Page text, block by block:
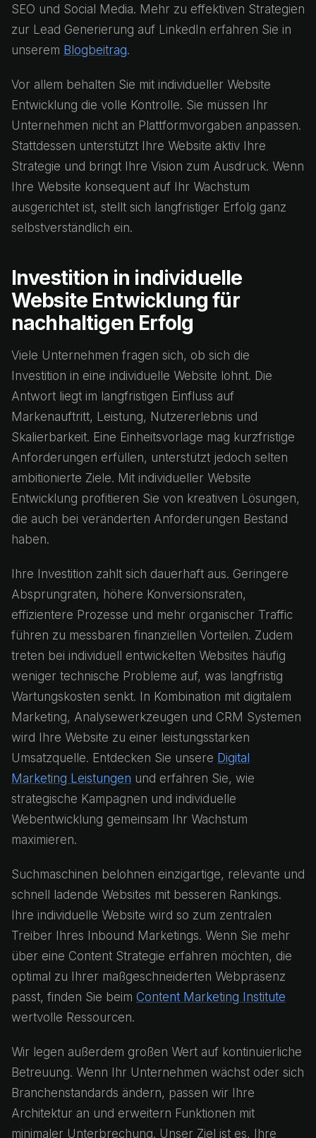
SEO und Social Media. Mehr zu effektiven Strategien
zur Lead Generierung auf LinkedIn erfahren Sie in
unserem Blogbeitrag.
Vor allem behalten Sie mit individueller Website
Entwicklung die volle Kontrolle. Sie müssen Ihr
Unternehmen nicht an Plattformvorgaben anpassen.
Stattdessen unterstützt Ihre Website aktiv Ihre
Strategie und bringt Ihre Vision zum Ausdruck. Wenn
Ihre Website konsequent auf Ihr Wachstum
ausgerichtet ist, stellt sich langfristiger Erfolg ganz
selbstverständlich ein.
Investition in individuelle
Website Entwicklung für
nachhaltigen Erfolg
Viele Unternehmen fragen sich, ob sich die
Investition in eine individuelle Website lohnt. Die
Antwort liegt im langfristigen Einfluss auf
Markenauftritt, Leistung, Nutzererlebnis und
Skalierbarkeit. Eine Einheitsvorlage mag kurzfristige
Anforderungen erfüllen, unterstützt jedoch selten
ambitionierte Ziele. Mit individueller Website
Entwicklung profitieren Sie von kreativen Lösungen,
die auch bei veränderten Anforderungen Bestand
haben.
Ihre Investition zahlt sich dauerhaft aus. Geringere
Absprungraten, höhere Konversionsraten,
effizientere Prozesse und mehr organischer Traffic
führen zu messbaren finanziellen Vorteilen. Zudem
treten bei individuell entwickelten Websites häufig
weniger technische Probleme auf, was langfristig
Wartungskosten senkt. In Kombination mit digitalem
Marketing, Analysewerkzeugen und CRM Systemen
wird Ihre Website zu einer leistungsstarken
Umsatzquelle. Entdecken Sie unsere Digital
Marketing Leistungen und erfahren Sie, wie
strategische Kampagnen und individuelle
Webentwicklung gemeinsam Ihr Wachstum
maximieren.
Suchmaschinen belohnen einzigartige, relevante und
schnell ladende Websites mit besseren Rankings.
Ihre individuelle Website wird so zum zentralen
Treiber Ihres Inbound Marketings. Wenn Sie mehr
über eine Content Strategie erfahren möchten, die
optimal zu Ihrer maßgeschneiderten Webpräsenz
passt, finden Sie beim Content Marketing Institute
wertvolle Ressourcen.
Wir legen außerdem großen Wert auf kontinuierliche
Betreuung. Wenn Ihr Unternehmen wächst oder sich
Branchenstandards ändern, passen wir Ihre
Architektur an und erweitern Funktionen mit
minimaler Unterbrechung. Unser Ziel ist es, Ihre